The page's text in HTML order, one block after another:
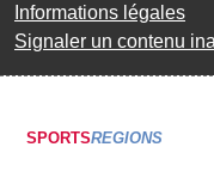
Informations légales
Signaler un contenu
SPORTSREGIONS